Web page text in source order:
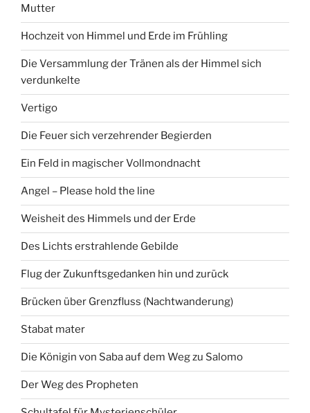
Mutter
Hochzeit von Himmel und Erde im Frühling
Die Versammlung der Tränen als der Himmel sich
verdunkelte
Vertigo
Die Feuer sich verzehrender Begierden
Ein Feld in magischer Vollmondnacht
Angel – Please hold the line
Weisheit des Himmels und der Erde
Des Lichts erstrahlende Gebilde
Flug der Zukunftsgedanken hin und zurück
Brücken über Grenzfluss (Nachtwanderung)
Stabat mater
Die Königin von Saba auf dem Weg zu Salomo
Der Weg des Propheten